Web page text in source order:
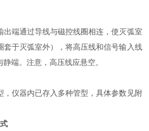
出端通过导线与磁控线圈相连，使灭弧室
套于灭弧室外），将高压线和信号输入线
端。注意，高压线应悬空。
，仪器内已存入多种管型，具体参数见附